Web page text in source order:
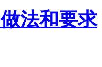
法和要求​